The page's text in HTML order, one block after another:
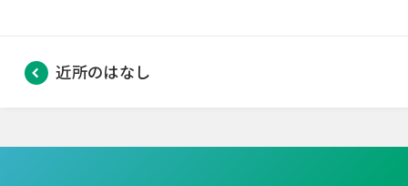
近所のはなし